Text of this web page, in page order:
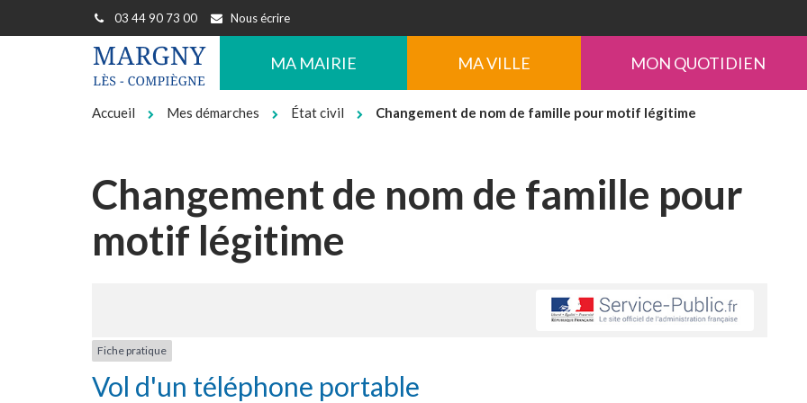
03 44 90 73 00 Nous écrire
MA MAIRIE MA VILLE MON QUOTIDIEN
Accueil Mes démarches État civil Changement de nom de famille pour motif légitime
Changement de nom de famille pour
motif légitime
Fiche pratique
Vol d'un téléphone portable